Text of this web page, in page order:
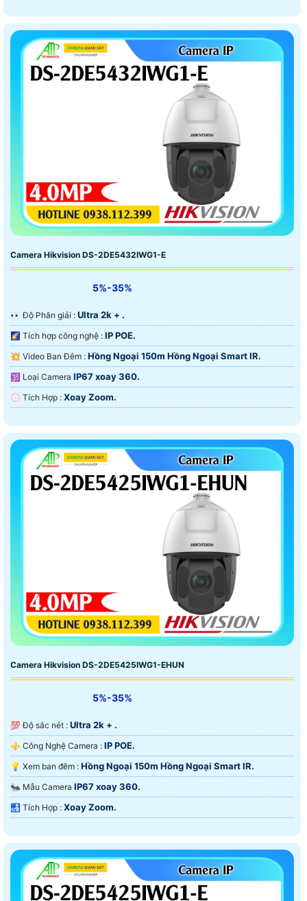
Camera Hikvision DS-2DE5432IWG1-E
5%-35%
️👀 Độ Phân giải : Ultra 2k + .
🌠 Tích hợp công nghệ : IP POE.
💥 Video Ban Đêm : Hồng Ngoại 150m Hồng Ngoại Smart IR.
🕉️ Loại Camera IP67 xoay 360.
️💮 Tích Hợp : Xoay Zoom.
Camera Hikvision DS-2DE5425IWG1-EHUN
5%-35%
💯 Độ sắc nét : Ultra 2k + .
⚜️ Công Nghệ Camera : IP POE.
💡 Xem ban đêm : Hồng Ngoại 150m Hồng Ngoại Smart IR.
🐜 Mẫu Camera IP67 xoay 360.
️🛃 Tích Hợp : Xoay Zoom.